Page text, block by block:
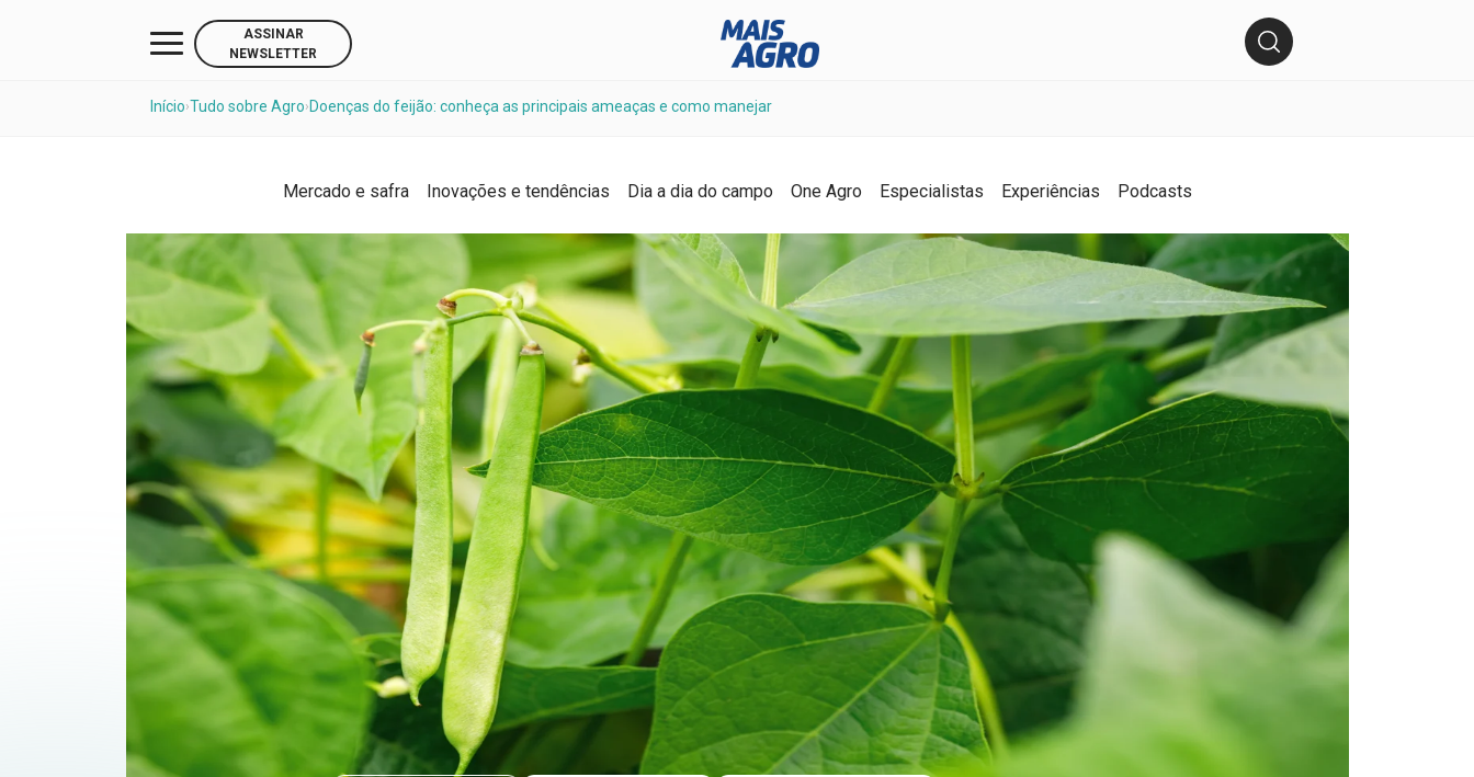
ASSINAR
NEWSLETTER
Início›Tudo sobre Agro› Doenças do feijão: conheça as principais ameaças e como manejar
Mercado e safra Inovações e tendências Dia a dia do campo One Agro Especialistas Experiências Podcasts